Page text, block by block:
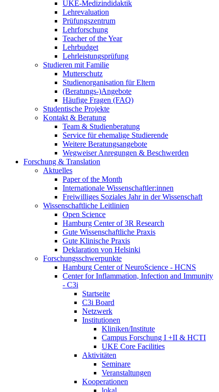
UKE-Medizindidaktik
Lehrevaluation
Prüfungszentrum
Lehrforschung
Teacher of the Year
Lehrbudget
Lehrleistungsprüfung
Studieren mit Familie
Mutterschutz
Studienorganisation für Eltern
(Beratungs-)Angebote
Häufige Fragen (FAQ)
Studentische Projekte
Kontakt & Beratung
Team & Studienberatung
Service für ehemalige Studierende
Weitere Beratungsangebote
Wegweiser Anregungen & Beschwerden
Forschung & Translation
Aktuelles
Paper of the Month
Internationale Wissenschaftler:innen
Freiwilliges Soziales Jahr in der Wissenschaft
Wissenschaftliche Leitlinien
Open Science
Hamburg Center of 3R Research
Gute Wissenschaftliche Praxis
Gute Klinische Praxis
Deklaration von Helsinki
Forschungsschwerpunkte
Hamburg Center of NeuroScience - HCNS
Center for Inflammation, Infection and Immunity
- C3i
Startseite
C3i Board
Netzwerk
Institutionen
Kliniken/Institute
Campus Forschung I +II & HCTI
UKE Core Facilities
Aktivitäten
Seminare
Veranstaltungen
Kooperationen
lokal